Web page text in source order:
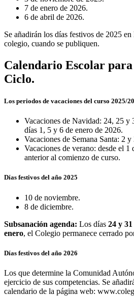
7 de enero de 2026.
6 de abril de 2026.
Se añadirán los días festivos de 2025
colegio, cuando se publiquen.
Calendario Escolar
Ciclo.
Los periodos de vacaciones del curso 2025/
Vacaciones de Navidad: 24, 25 y
días 1, 5 y 6 de enero de 2026.
Vacaciones de Semana Santa: 2
Vacaciones de verano: desde el 1
anterior al comienzo de curso.
Días festivos del año 2025
10 de noviembre.
8 de diciembre.
Subsanación agenda: Los días 24 y
enero, el Colegio permanece cerrado
Días festivos del año 2026
Los que determine la Comunidad
ejercicio de sus competencias. Se
calendario de la página web: